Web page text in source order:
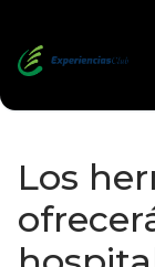
Los